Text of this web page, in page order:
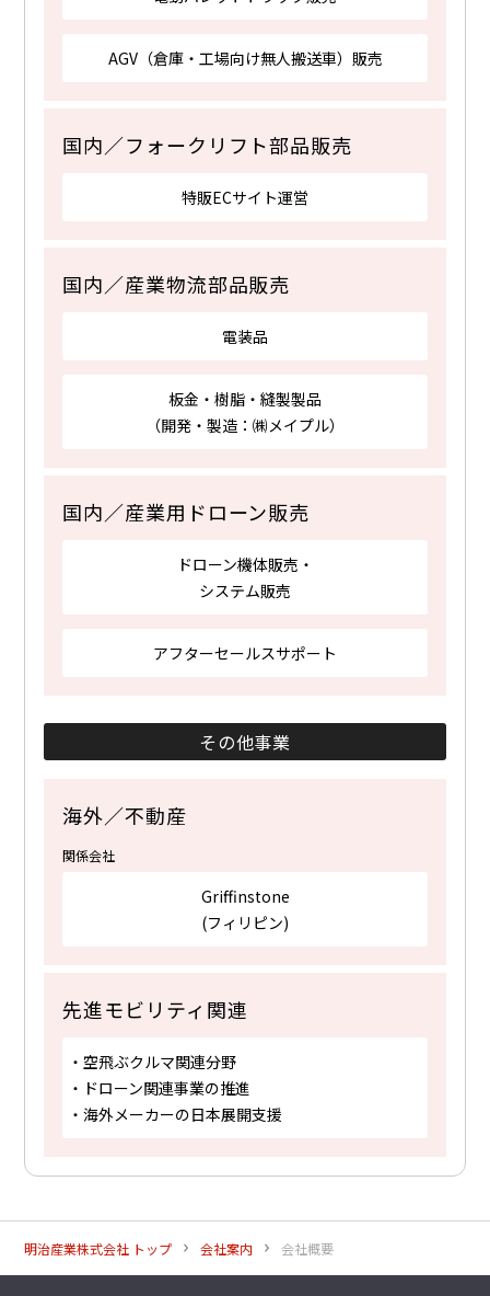
AGV（倉庫・工場向け無人搬送車）販売
国内／フォークリフト部品販売
特販ECサイト運営
国内／産業物流部品販売
電装品
板金・樹脂・縫製製品
（開発・製造：㈱メイプル）
国内／産業用ドローン販売
ドローン機体販売・
システム販売
アフターセールスサポート
その他事業
海外／不動産
関係会社
Griffinstone
(フィリピン)
先進モビリティ関連
・空飛ぶクルマ関連分野
・ドローン関連事業の推進
・海外メーカーの日本展開支援
明治産業株式会社 トップ 会社案内 会社概要